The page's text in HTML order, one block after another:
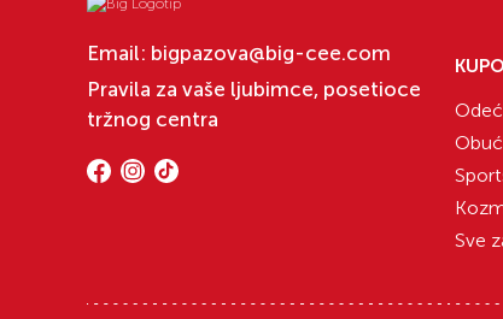
Email: bigpazova@big-cee.com
Pravila za vaše ljubimce, posetioce
tržnog centra
Sve